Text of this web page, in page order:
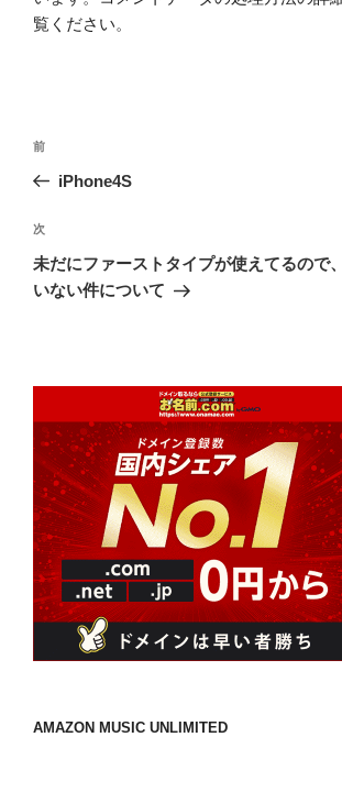
覧ください。
投
ナ
ビ
ゲ
ー
ン
前
の
稿
前
iPhone4S
次
の
投
次
未だにファーストタイプが使えてるので
いない件について
AMAZON MUSIC UNLIMITED